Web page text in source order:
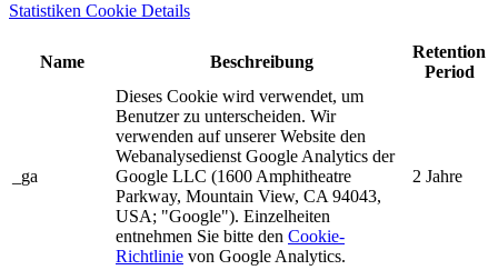
Statistiken Cookie Details
Name Beschreibung
Retention
Period
_ga
Dieses Cookie wird verwendet, um
Benutzer zu unterscheiden. Wir
verwenden auf unserer Website den
Webanalysedienst Google Analytics der
Google LLC (1600 Amphitheatre
Parkway, Mountain View, CA 94043,
USA; "Google"). Einzelheiten
entnehmen Sie bitte den Cookie-
Richtlinie von Google Analytics.
2 Jahre